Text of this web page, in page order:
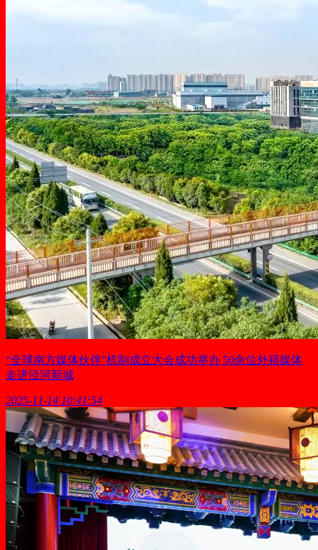
“全球南方媒体伙伴”机制成立大会成功举办 50余位外籍媒体
走进泾河新城
2025-11-14 10:41:54